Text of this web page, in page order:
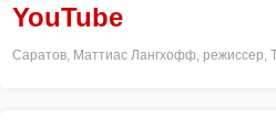
YouTube
Саратов, Маттиас Лангхофф, режиссер,